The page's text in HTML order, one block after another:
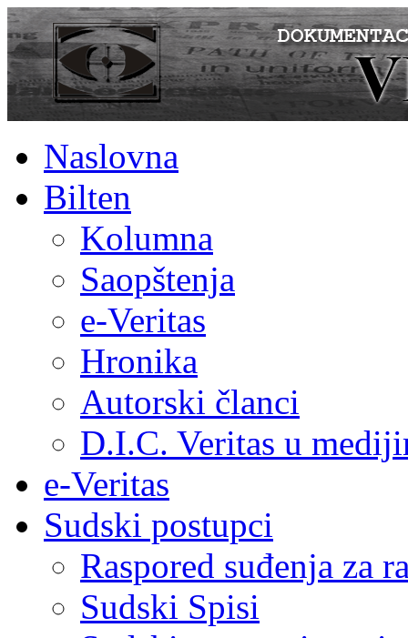
Naslovna
Bilten
Kolumna
Saopštenja
e-Veritas
Hronika
Autorski članci
D.I.C. Veritas u
e-Veritas
Sudski postupci
Raspored suđenja za
Sudski Spisi